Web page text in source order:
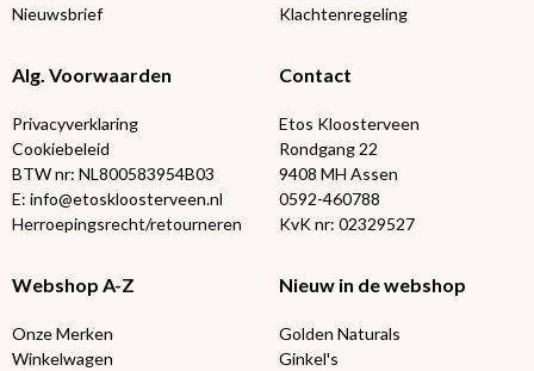
Nieuwsbrief
Klachtenregeling
Alg. Voorwaarden
Privacyverklaring
Cookiebeleid
BTW nr: NL800583954B03
E: info@etoskloosterveen.nl
Herroepingsrecht/retourneren
Contact
Etos Kloosterveen
Rondgang 22
9408 MH Assen
0592-460788
KvK nr: 02329527
Webshop A-Z
Onze Merken
Winkelwagen
Nieuw in de webshop
Golden Naturals
Ginkel's